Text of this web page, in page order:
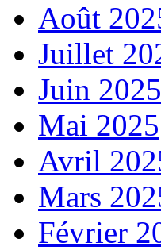
Août
Juillet
Juin 2025
Mai 2025
Avril
Mars
Février